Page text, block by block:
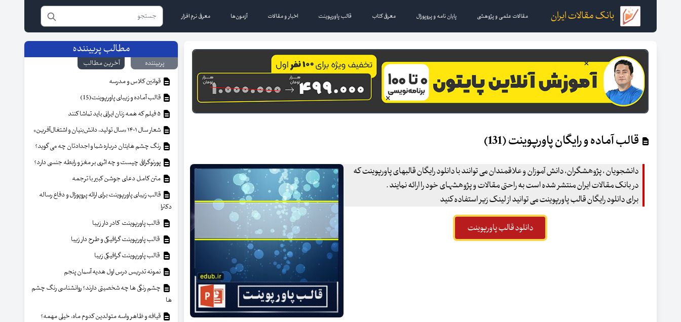
بانک مقالات ایران مقالات علمی و پژوهشی پایان نامه و پروپوزال معرفی کتاب قالب پاورپوینت اخبار و مقالات آزمون‌ها معرفی نرم افزار
قالب آماده و رایگان پاورپوینت (131)
دانشجویان ، پژوهشگران، دانش آموزان و علاقمندان می توانند با دانلود رایگان قالبهای پاورپوینت که
در بانک مقالات ایران منتشر شده است به راحتی مقالات و پژوهشهای خود را ارائه نمایند .
برای دانلود رایگان قالب پاورپوینت می توانید از لینک زیر استفاده کنید
دانلود قالب پاورپوینت
مطالب پربیننده
پربیننده
آخرین مطالب
قوانین کلاس و مدرسه
قالب آماده و زیبای پاورپوینت(15)
شعار سال ۱۴۰۱ «سال تولید، دانش‌بنیان و اشتغال‌آفرین»
رنگ چشم هایتان درباره شما و اجدادتان چه می گوید؟
پورنوگرافی چیست و چه اثری بر مغز و رابطه جنسی دارد؟
متن کامل دعای جوشن کبیر با ترجمه
قالب زیبای پاورپوینت برای ارائه پروپوزال و دفاع رساله
دکترا
قالب پاورپوینت کادر دار زیبا
قالب پاورپوینت گرافیکی و طرح دار زیبا
قالب پاورپوینت گرافیکی زیبا
نمونه تدریس درس اول هدیه آسمان پنجم
چشم رنگی ها چه شخصیتی دارند؟ روانشناسی رنگ چشم
ها
قیافه و ظاهر واسه متولدین کدوم ماه، خیلی مهمه؟